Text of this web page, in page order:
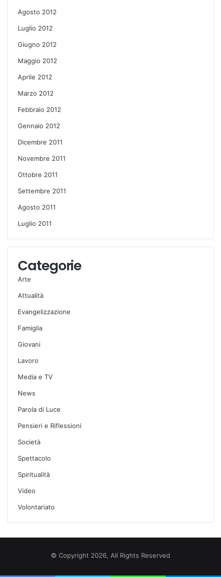
Agosto 2012
Luglio 2012
Giugno 2012
Maggio 2012
Aprile 2012
Marzo 2012
Febbraio 2012
Gennaio 2012
Dicembre 2011
Novembre 2011
Ottobre 2011
Settembre 2011
Agosto 2011
Luglio 2011
Categorie
Arte
Attualità
Evangelizzazione
Famiglia
Giovani
Lavoro
Media e TV
News
Parola di Luce
Pensieri e Riflessioni
Società
Spettacolo
Spiritualità
Video
Volontariato
© Copyright 2026, All Rights Reserved